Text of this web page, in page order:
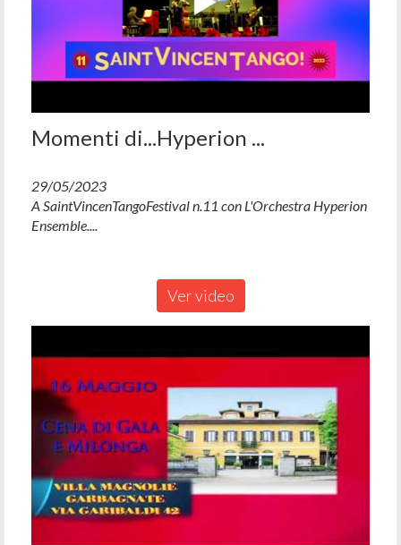
Momenti di...Hyperion ...
29/05/2023
A SaintVincenTangoFestival n.11 con L'Orchestra Hyperion
Ensemble....
Ver video